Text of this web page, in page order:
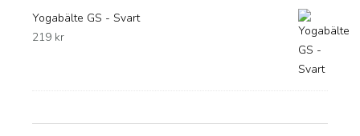
Yogabälte GS - Svart
219 kr